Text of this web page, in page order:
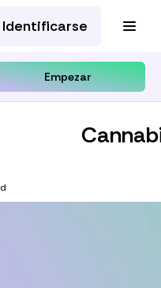
Identificarse
Empezar